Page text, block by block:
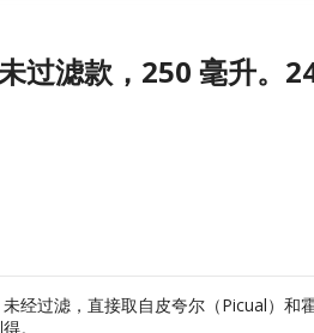
过滤款，250 毫升。
经过滤，直接取自皮夸尔（Picual）和
。